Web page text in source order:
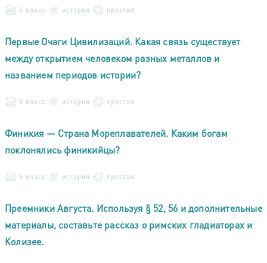
5 класс история простая
Первые Очаги Цивилизаций. Какая связь существует
между открытием человеком разных металлов и
названием периодов истории?
5 класс история простая
Финикия — Страна Мореплавателей. Каким богам
поклонялись финикийцы?
5 класс история простая
Преемники Августа. Используя § 52, 56 и дополнительные
материалы, составьте рассказ о римских гладиаторах и
Колизее.